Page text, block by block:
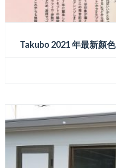
Takubo 2021 年最新顏色